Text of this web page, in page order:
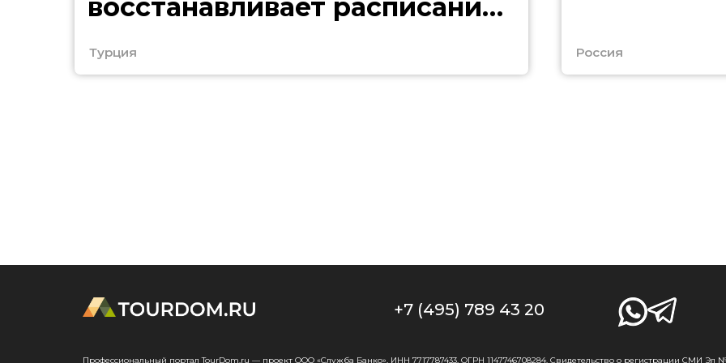
восстанавливает расписание
Турция Россия
+7 (495) 789 43 20
Профессиональный портал TourDom.ru — проект ООО «Служба Банко», ИНН 7717787433, ОГРН 1147746708284. Свидетельство о регистрации СМИ Эл №